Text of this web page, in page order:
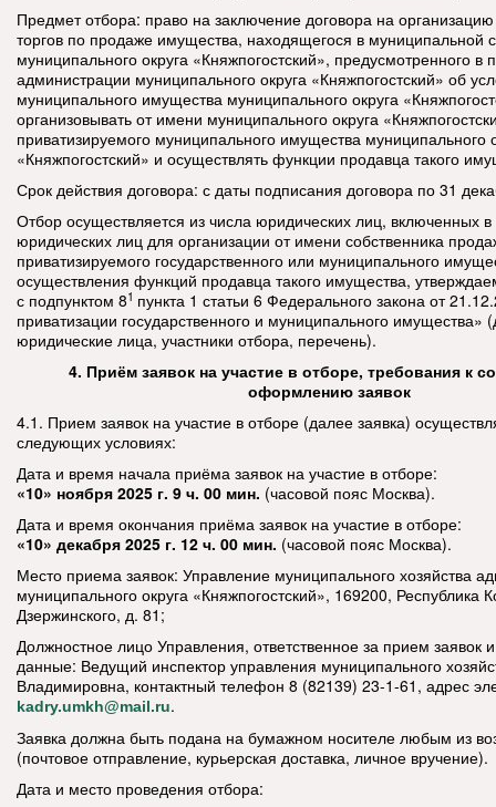
Предмет отбора: право на заключение договора на
торгов по продаже имущества, находящегося в муниципальной
муниципального округа «Княжпогостский», предусмотренного в
администрации муниципального округа «Княжпогостский» об
муниципального имущества муниципального округа
организовывать от имени муниципального округа
приватизируемого муниципального имущества муниципального
«Княжпогостский» и осуществлять функции продавца такого
Срок действия договора: с даты подписания договора по 31
Отбор осуществляется из числа юридических лиц, включенных в
юридических лиц для организации от имени собственника
приватизируемого государственного или муниципального
осуществления функций продавца такого имущества,
с подпунктом 81 пункта 1 статьи 6 Федерального закона от
приватизации государственного и муниципального
юридические лица, участники отбора, перечень).
4. Приём заявок на участие в отборе, требования к
оформлению заявок
4.1. Прием заявок на участие в отборе (далее заявка)
следующих условиях:
Дата и время начала приёма заявок на участие в отборе:
«10» ноября 2025 г. 9 ч. 00 мин. (часовой пояс Москва).
Дата и время окончания приёма заявок на участие в отборе:
«10» декабря 2025 г. 12 ч. 00 мин. (часовой пояс Москва).
Место приема заявок: Управление муниципального хозяйства
муниципального округа «Княжпогостский», 169200, Республика
Дзержинского, д. 81;
Должностное лицо Управления, ответственное за прием заявок
данные: Ведущий инспектор управления муниципального
Владимировна, контактный телефон 8 (82139) 23-1-61, адрес
kadry.umkh@mail.ru.
Заявка должна быть подана на бумажном носителе любым из
(почтовое отправление, курьерская доставка, личное вручение).
Дата и место проведения отбора: